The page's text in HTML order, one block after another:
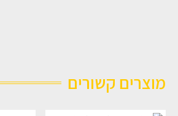
מוצרים קשורים